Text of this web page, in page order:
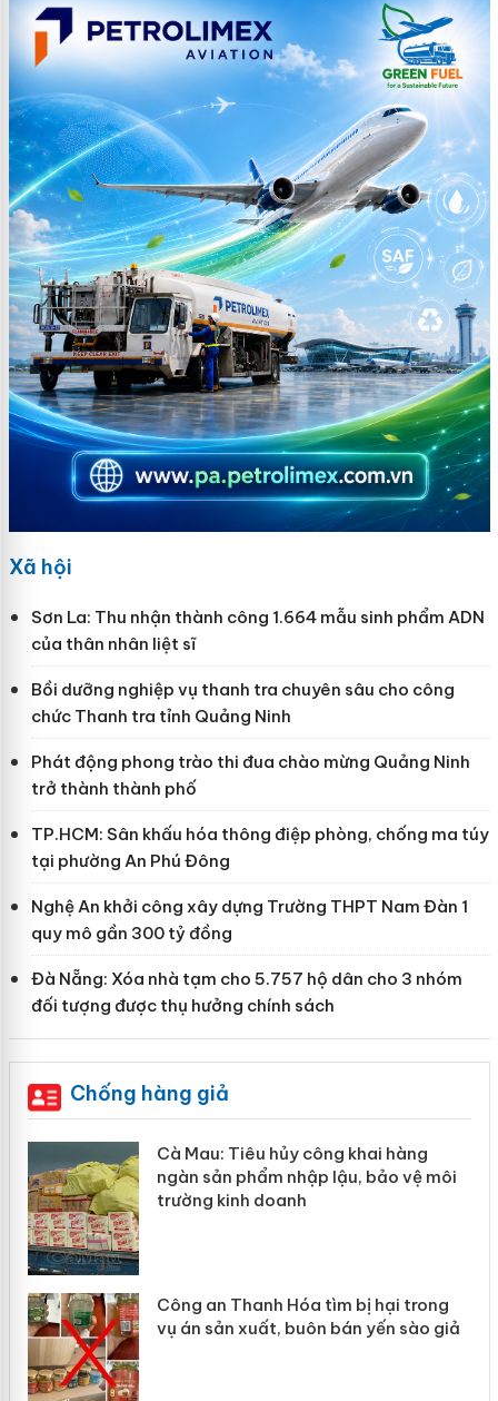
Xã hội
Sơn La: Thu nhận thành công 1.664 mẫu sinh phẩm ADN
của thân nhân liệt sĩ
Bồi dưỡng nghiệp vụ thanh tra chuyên sâu cho công
chức Thanh tra tỉnh Quảng Ninh
Phát động phong trào thi đua chào mừng Quảng Ninh
trở thành thành phố
TP.HCM: Sân khấu hóa thông điệp phòng, chống ma túy
tại phường An Phú Đông
Nghệ An khởi công xây dựng Trường THPT Nam Đàn 1
quy mô gần 300 tỷ đồng
Đà Nẵng: Xóa nhà tạm cho 5.757 hộ dân cho 3 nhóm
đối tượng được thụ hưởng chính sách
Chống hàng giả
Cà Mau: Tiêu hủy công khai hàng
ngàn sản phẩm nhập lậu, bảo vệ môi
trường kinh doanh
Công an Thanh Hóa tìm bị hại trong
vụ án sản xuất, buôn bán yến sào giả